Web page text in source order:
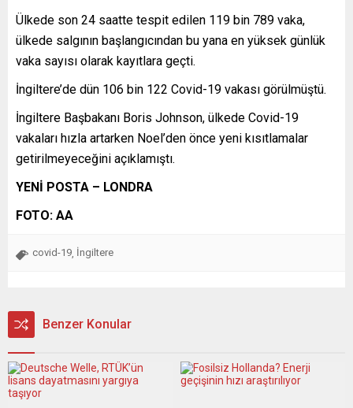
Ülkede son 24 saatte tespit edilen 119 bin 789 vaka,
ülkede salgının başlangıcından bu yana en yüksek günlük
vaka sayısı olarak kayıtlara geçti.
İngiltere’de dün 106 bin 122 Covid-19 vakası görülmüştü.
İngiltere Başbakanı Boris Johnson, ülkede Covid-19
vakaları hızla artarken Noel’den önce yeni kısıtlamalar
getirilmeyeceğini açıklamıştı.
YENİ POSTA – LONDRA
FOTO: AA
covid-19 İngiltere
Benzer Konular